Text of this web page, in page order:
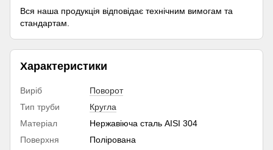
Вся наша продукція відповідає технічним вимогам та
стандартам.
Характеристики
Виріб
Поворот
Тип труби
Кругла
Матеріал
Нержавіюча сталь AISI 304
Поверхня
Полірована